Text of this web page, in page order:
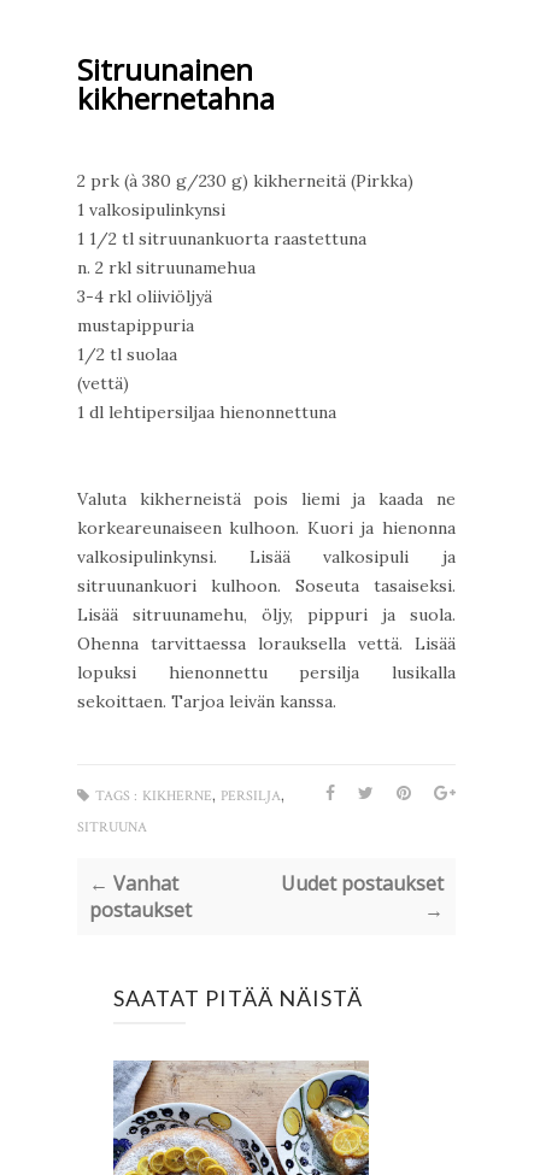
Sitruunainen
kikhernetahna
2 prk (à 380 g/230 g) kikherneitä (Pirkka)
1 valkosipulinkynsi
1 1/2 tl sitruunankuorta raastettuna
n. 2 rkl sitruunamehua
3-4 rkl oliiviöljyä
mustapippuria
1/2 tl suolaa
(vettä)
1 dl lehtipersiljaa hienonnettuna
Valuta kikherneistä pois liemi ja kaada ne
korkeareunaiseen kulhoon. Kuori ja hienonna
valkosipulinkynsi. Lisää valkosipuli ja
sitruunankuori kulhoon. Soseuta tasaiseksi.
Lisää sitruunamehu, öljy, pippuri ja suola.
Ohenna tarvittaessa lorauksella vettä. Lisää
lopuksi hienonnettu persilja lusikalla
sekoittaen. Tarjoa leivän kanssa.
TAGS : KIKHERNE, PERSILJA,
SITRUUNA
← Vanhat
postaukset
Uudet postaukset
→
SAATAT PITÄÄ NÄISTÄ